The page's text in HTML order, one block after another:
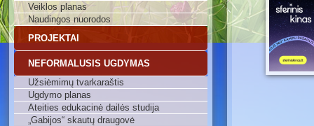
Veiklos planas
Naudingos nuorodos
PROJEKTAI
NEFORMALUSIS UGDYMAS
Užsiėmimų tvarkaraštis
Ugdymo planas
Ateities edukacinė dailės studija
„Gabijos“ skautų draugovė